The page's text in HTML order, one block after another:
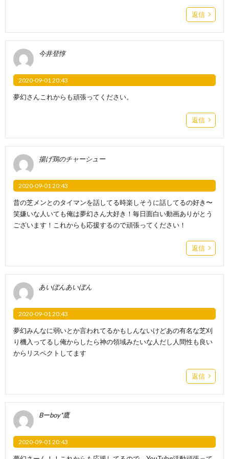
返信
今井登惇
2020-09-01 20:43
夢幻さんこれからも頑張ってください。
返信
揚げ鶏のチャーシュー
2020-09-01 20:43
昔の芝メンとのタイマンを話してる時楽しそうに話してるの好き〜
笑嫌いな人いても俺は夢幻さん大好き！毎日面白い動画ありがとう
ございます！これからも応援するので頑張ってください！
返信
あいぼんあいぼん
2020-09-01 20:43
夢幻みんなに弱いとか言われてるかもしんないけどあの有名な芝刈
り機入ってるし俺からしたら神の領域みたいな人だし人間性も良い
からリスペクトしてます
返信
Bーboy*鷹
2020-09-01 20:43